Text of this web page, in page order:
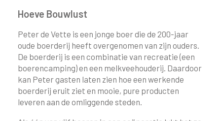
Hoeve Bouwlust
Peter de Vette is een jonge boer die de 200-jaar
oude boerderij heeft overgenomen van zijn ouders.
De boerderij is een combinatie van recreatie (een
boerencamping) en een melkveehouderij. Daardoor
kan Peter gasten laten zien hoe een werkende
boerderij eruit ziet en mooie, pure producten
leveren aan de omliggende steden.